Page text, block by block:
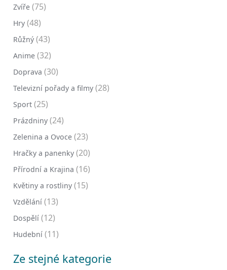
Zvíře (75)
Hry (48)
Růžný (43)
Anime (32)
Doprava (30)
Televizní pořady a filmy (28)
Sport (25)
Prázdniny (24)
Zelenina a Ovoce (23)
Hračky a panenky (20)
Přírodní a Krajina (16)
Květiny a rostliny (15)
Vzdělání (13)
Dospělí (12)
Hudební (11)
Ze stejné kategorie